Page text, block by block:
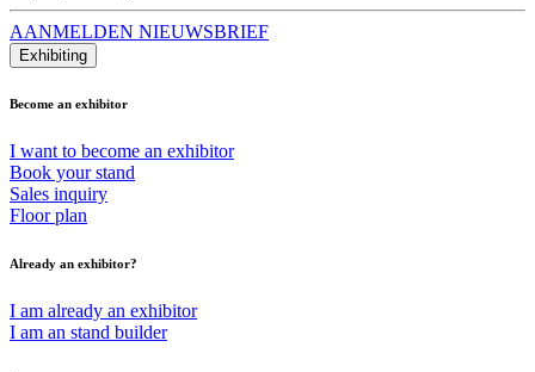
AANMELDEN NIEUWSBRIEF
Exhibiting
Become an exhibitor
I want to become an exhibitor
Book your stand
Sales inquiry
Floor plan
Already an exhibitor?
I am already an exhibitor
I am an stand builder